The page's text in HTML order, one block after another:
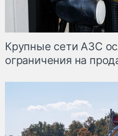
Крупные сети АЗС
ограничения на